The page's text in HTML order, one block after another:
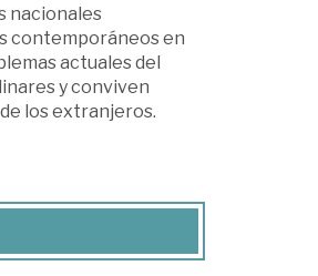
nacionales
contemporáneos en
actuales del
y conviven
los extranjeros.